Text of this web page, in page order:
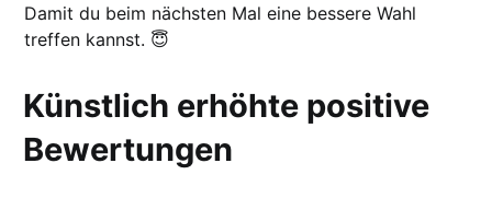
Damit du beim nächsten Mal eine bessere Wahl
treffen kannst. 😇
Künstlich erhöhte positive
Bewertungen